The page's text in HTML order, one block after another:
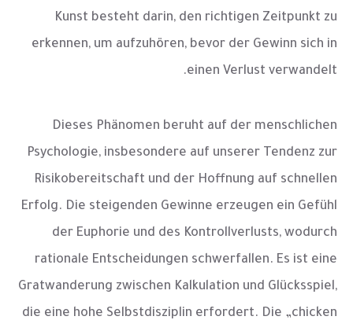
Kunst besteht darin, den richtigen Zeitpunkt zu
erkennen, um aufzuhören, bevor der Gewinn sich in
einen Verlust verwandelt.
Dieses Phänomen beruht auf der menschlichen
Psychologie, insbesondere auf unserer Tendenz zur
Risikobereitschaft und der Hoffnung auf schnellen
Erfolg. Die steigenden Gewinne erzeugen ein Gefühl
der Euphorie und des Kontrollverlusts, wodurch
rationale Entscheidungen schwerfallen. Es ist eine
Gratwanderung zwischen Kalkulation und Glücksspiel,
die eine hohe Selbstdisziplin erfordert. Die „chicken